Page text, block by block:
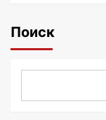
Поиск